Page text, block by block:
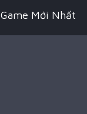
Game Mới Nhất